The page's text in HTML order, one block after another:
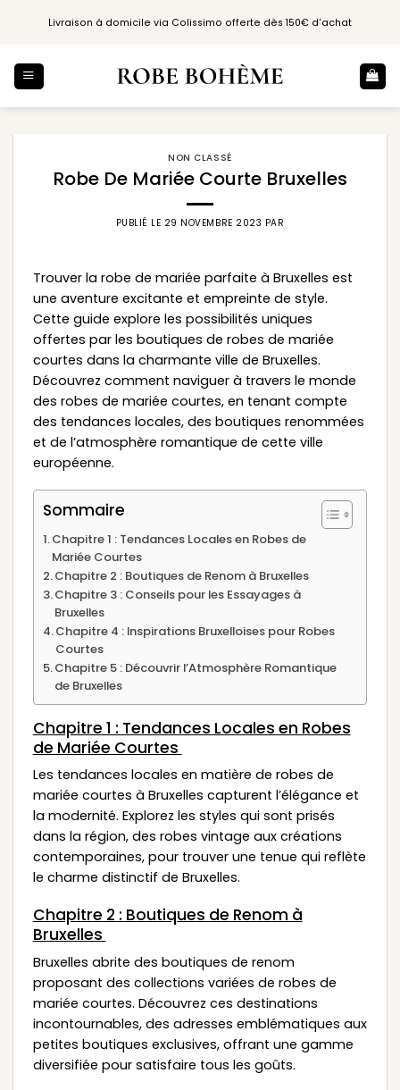
Livraison à domicile via Colissimo offerte dès 150€ d'achat
NON CLASSÉ
Robe De Mariée Courte Bruxelles
PUBLIÉ LE 29 NOVEMBRE 2023 PAR
Trouver la robe de mariée parfaite à Bruxelles est
une aventure excitante et empreinte de style.
Cette guide explore les possibilités uniques
offertes par les boutiques de robes de mariée
courtes dans la charmante ville de Bruxelles.
Découvrez comment naviguer à travers le monde
des robes de mariée courtes, en tenant compte
des tendances locales, des boutiques renommées
et de l’atmosphère romantique de cette ville
européenne.
Sommaire
Chapitre 1 : Tendances Locales en Robes de
Mariée Courtes
Chapitre 2 : Boutiques de Renom à Bruxelles
Chapitre 3 : Conseils pour les Essayages à
Bruxelles
Chapitre 4 : Inspirations Bruxelloises pour Robes
Courtes
Chapitre 5 : Découvrir l’Atmosphère Romantique
de Bruxelles
Chapitre 1 : Tendances Locales en Robes
de Mariée Courtes
Les tendances locales en matière de robes de
mariée courtes à Bruxelles capturent l’élégance et
la modernité. Explorez les styles qui sont prisés
dans la région, des robes vintage aux créations
contemporaines, pour trouver une tenue qui reflète
le charme distinctif de Bruxelles.
Chapitre 2 : Boutiques de Renom à
Bruxelles
Bruxelles abrite des boutiques de renom
proposant des collections variées de robes de
mariée courtes. Découvrez ces destinations
incontournables, des adresses emblématiques aux
petites boutiques exclusives, offrant une gamme
diversifiée pour satisfaire tous les goûts.